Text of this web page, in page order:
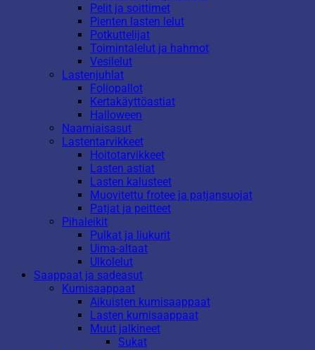
Pelit ja soittimet
Pienten lasten lelut
Potkuttelijat
Toimintalelut ja hahmot
Vesilelut
Lastenjuhlat
Foliopallot
Kertakäyttöastiat
Halloween
Naamiaisasut
Lastentarvikkeet
Hoitotarvikkeet
Lasten astiat
Lasten kalusteet
Muovitettu frotee ja patjansuojat
Patjat ja peitteet
Pihaleikit
Pulkat ja liukurit
Uima-altaat
Ulkolelut
Saappaat ja sadeasut
Kumisaappaat
Aikuisten kumisaappaat
Lasten kumisaappaat
Muut jalkineet
Sukat